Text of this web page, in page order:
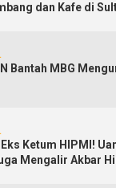
dan Kafe di
Bantah MBG
Ketum HIPMI!
Mengalir Akbar